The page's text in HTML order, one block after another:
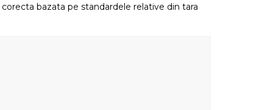
bazata pe standardele relative din tara